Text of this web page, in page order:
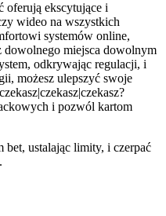
oferują ekscytujące i
wideo na wszystkich
systemów online,
dowolnego miejsca dowolnym
odkrywając regulacji, i
możesz ulepszyć swoje
i pozwól kartom
bet, ustalając limity, i czerpać